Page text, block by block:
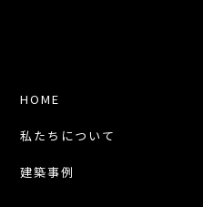
HOME
私たちについて
建築事例